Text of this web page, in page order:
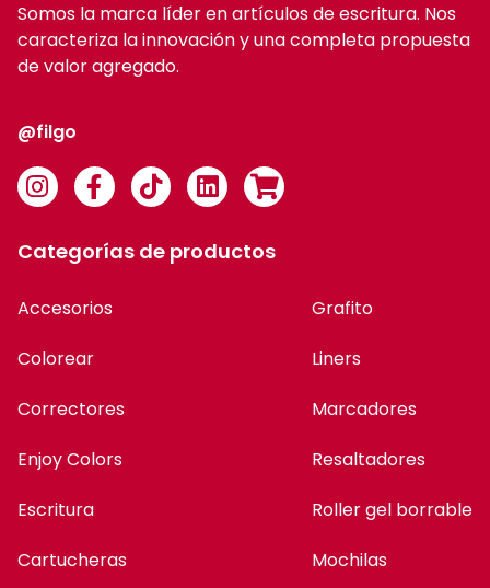
Somos la marca líder en artículos de escritura. Nos
caracteriza la innovación y una completa propuesta
de valor agregado.
@filgo
Categorías de productos
Accesorios
Colorear
Correctores
Enjoy Colors
Escritura
Cartucheras
Grafito
Liners
Marcadores
Resaltadores
Roller gel borrable
Mochilas